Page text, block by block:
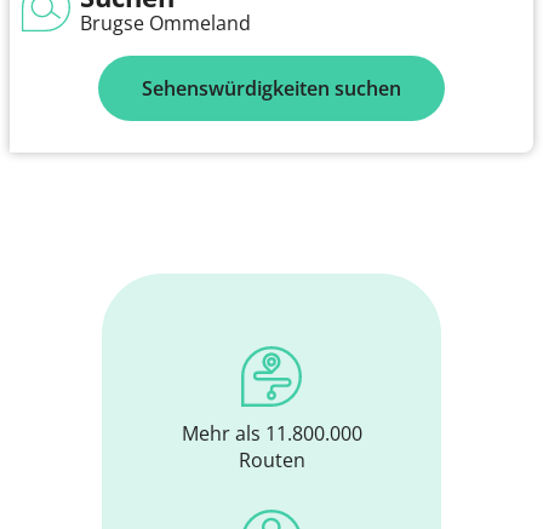
Brugse Ommeland
Sehenswürdigkeiten suchen
Mehr als 11.800.000
Routen